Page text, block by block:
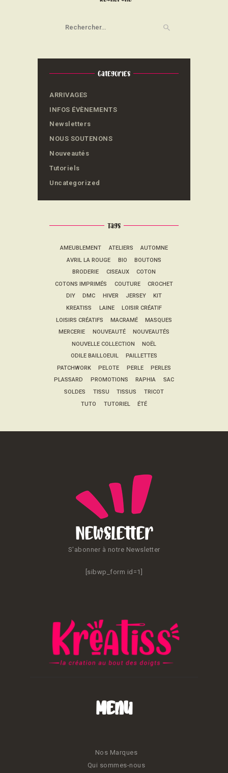
Categories
ARRIVAGES
INFOS ÉVÈNEMENTS
Newsletters
NOUS SOUTENONS
Nouveautés
Tutoriels
Uncategorized
Tags
AMEUBLEMENT ATELIERS
AUTOMNE
AVRIL LA ROUGE
BIO
BOUTONS
BRODERIE
CISEAUX
COTON
COTONS IMPRIMÉS
COUTURE
CROCHET
DIY
DMC HIVER JERSEY
KIT
KREATISS
LAINE
LOISIR CRÉATIF
LOISIRS CRÉATIFS
MACRAMÉ
MASQUES
MERCERIE
NOUVEAUTÉ
NOUVEAUTÉS
NOUVELLE COLLECTION
NOËL
ODILE BAILLOEUIL
PAILLETTES
PATCHWORK
PELOTE PERLE
PERLES
PLASSARD
PROMOTIONS RAPHIA
SAC
SOLDES
TISSU TISSUS
TRICOT
TUTO
TUTORIEL ÉTÉ
Newsletter
S'abonner à notre Newsletter
[sibwp_form id=1]
Menu
Nos Marques
Qui sommes-nous